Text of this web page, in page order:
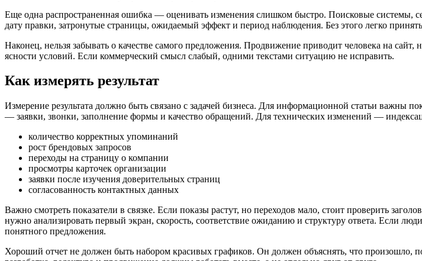
Еще одна распространенная ошибка — оценивать изменения слишком быстро. Поисковые системы,
дату правки, затронутые страницы, ожидаемый эффект и период наблюдения. Без этого легко
Наконец, нельзя забывать о качестве самого предложения. Продвижение приводит человека на сайт,
ясности условий. Если коммерческий смысл слабый, одними текстами ситуацию не исправить.
Как измерять результат
Измерение результата должно быть связано с задачей бизнеса. Для информационной статьи важны
— заявки, звонки, заполнение формы и качество обращений. Для технических изменений —
количество корректных упоминаний
рост брендовых запросов
переходы на страницу о компании
просмотры карточек организации
заявки после изучения доверительных страниц
согласованность контактных данных
Важно смотреть показатели в связке. Если показы растут, но переходов мало, стоит проверить
нужно анализировать первый экран, скорость, соответствие ожиданию и структуру ответа. Если
понятного предложения.
Хороший отчет не должен быть набором красивых графиков. Он должен объяснять, что